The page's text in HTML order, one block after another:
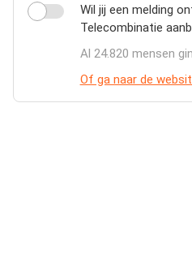
Wil jij een melding
Telecombinatie
Al 24.820 mensen
Of ga naar de